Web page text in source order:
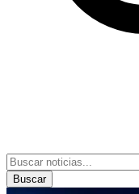
Buscar